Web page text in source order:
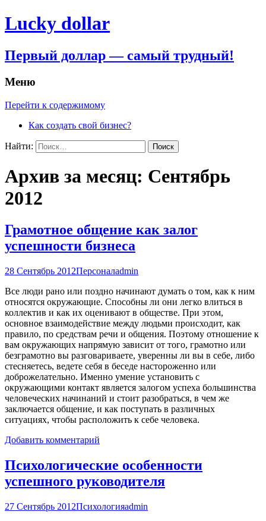
Lucky dollar
Первый доллар — самый трудный!
Меню
Перейти к содержимому
Как создать свой бизнес?
Найти:
Архив за месяц: Сентябрь
2012
Грамотное общение как залог
успешности бизнеса
28 Сентябрь 2012Персоналadmin
Все люди рано или поздно начинают думать о том, как к ним
относятся окружающие. Способны ли они легко влиться в
коллектив и как их оценивают в обществе. При этом,
основное взаимодействие между людьми происходит, как
правило, по средствам речи и общения. Поэтому отношение к
вам окружающих напрямую зависит от того, грамотно или
безграмотно вы разговариваете, уверенны ли вы в себе, либо
стесняетесь, ведете себя в беседе настороженно или
доброжелательно. Именно умение установить с
окружающими контакт является залогом успеха большинства
человеческих начинаний и стоит разобраться, в чем же
заключается общение, и как поступать в различных
ситуациях, чтобы расположить к себе человека.
Добавить комментарий
Психологические особенности
успешного руководителя
27 Сентябрь 2012Психологияadmin